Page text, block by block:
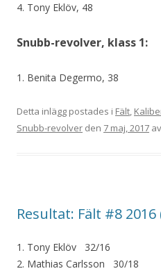
4. Tony Eklöv, 48
Snubb-revolver, klass 1:
1. Benita Degermo, 38
Detta inlägg postades i Fält,
Snubb-revolver den 7 maj, 2017 av
Resultat: Fält #8 2016
1. Tony Eklöv 32/16
2. Mathias Carlsson 30/18